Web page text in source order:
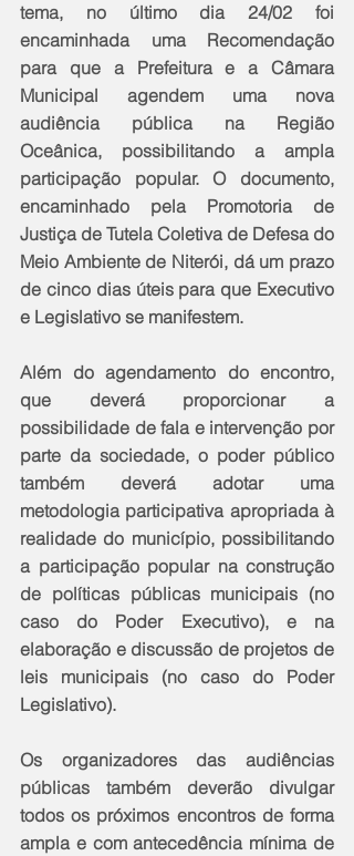
tema, no último dia 24/02 foi
encaminhada uma Recomendação
para que a Prefeitura e a Câmara
Municipal agendem uma nova
audiência pública na Região
Oceânica, possibilitando a ampla
participação popular. O documento,
encaminhado pela Promotoria de
Justiça de Tutela Coletiva de Defesa do
Meio Ambiente de Niterói, dá um prazo
de cinco dias úteis para que Executivo
e Legislativo se manifestem.
Além do agendamento do encontro,
que deverá proporcionar a
possibilidade de fala e intervenção por
parte da sociedade, o poder público
também deverá adotar uma
metodologia participativa apropriada à
realidade do município, possibilitando
a participação popular na construção
de políticas públicas municipais (no
caso do Poder Executivo), e na
elaboração e discussão de projetos de
leis municipais (no caso do Poder
Legislativo).
Os organizadores das audiências
públicas também deverão divulgar
todos os próximos encontros de forma
ampla e com antecedência mínima de